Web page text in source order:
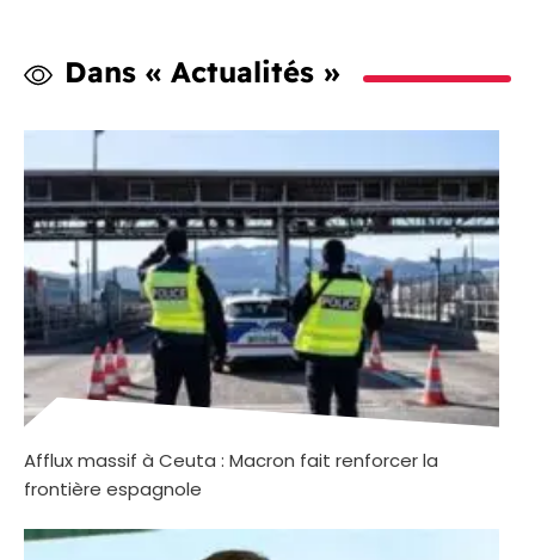
Dans « Actualités »
Afflux massif à Ceuta : Macron fait renforcer la
frontière espagnole